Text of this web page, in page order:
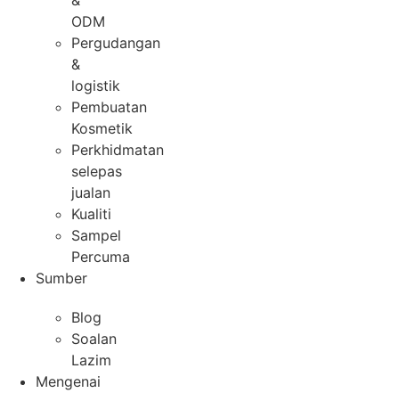
ODM
Pergudangan
&
logistik
Pembuatan
Kosmetik
Perkhidmatan
selepas
jualan
Kualiti
Sampel
Percuma
Sumber
Blog
Soalan
Lazim
Mengenai